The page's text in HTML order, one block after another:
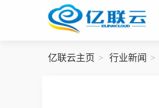
亿联云主页 行业新闻